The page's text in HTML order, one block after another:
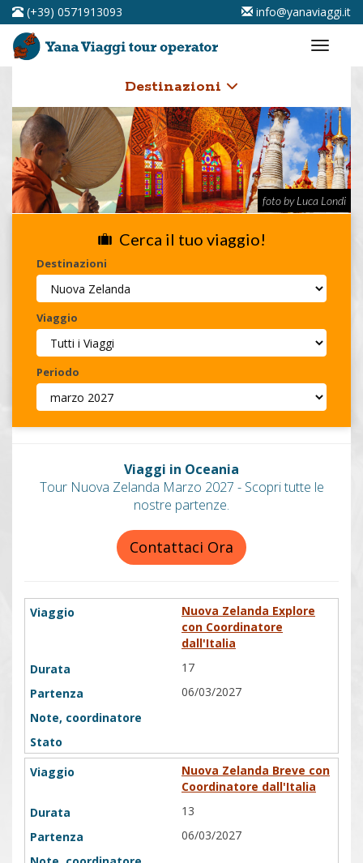
(+39) 0571913093 info@yanaviaggi.it
Destinazioni
foto by Luca Londi
Cerca il tuo viaggio!
Destinazioni
Viaggio
Periodo
Viaggi in Oceania
Tour Nuova Zelanda Marzo 2027 - Scopri tutte le
nostre partenze.
Contattaci Ora
Nuova Zelanda Explore
con Coordinatore
dall'Italia
17
06/03/2027
Nuova Zelanda Breve con
Coordinatore dall'Italia
13
06/03/2027